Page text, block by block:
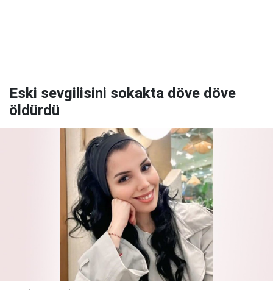
Eski sevgilisini sokakta döve döve
öldürdü